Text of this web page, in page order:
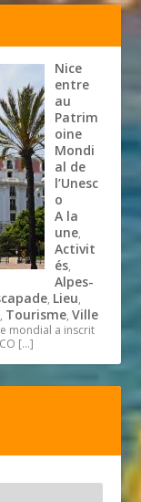
Nice
entre
au
Patrim
oine
Mondi
al de
l’Unesc
o
A la
une,
Activit
és,
Alpes-
, Lieu,
, Tourisme,Ville
mondial a inscrit
[…]